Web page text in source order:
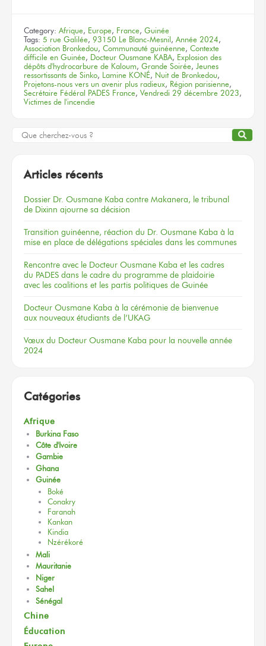
Category: Afrique, Europe, France, Guinée
Tags: 5 rue Galilée, 93150 Le Blanc-Mesnil , Année 2024,
Association Bronkedou, Communauté guinéenne, Contexte
difficile en Guinée, Docteur Ousmane KABA, Explosion des
dépôts d'hydrocarbure de Kaloum, Grande Soirée, Jeunes
ressortissants de Sinko, Lamine KONÉ, Nuit de Bronkedou,
Projetons-nous vers un avenir plus radieux, Région parisienne,
Secrétaire Fédéral PADES France, Vendredi 29 décembre 2023,
Victimes de l'incendie
Articles récents
Dossier Dr. Ousmane Kaba contre Makanera, le tribunal
de Dixinn ajourne sa décision
Transition guinéenne, réaction du Dr. Ousmane Kaba à la
mise en place de délégations spéciales dans les communes
Rencontre avec le Docteur Ousmane Kaba et les cadres
du PADES dans le cadre du programme de plaidoirie
avec les coalitions et les partis politiques de Guinée
Docteur Ousmane Kaba à la cérémonie de bienvenue
aux nouveaux étudiants de l’UKAG
Vœux du Docteur Ousmane Kaba pour la nouvelle année
2024
Catégories
Afrique
Burkina Faso
Côte d'Ivoire
Gambie
Ghana
Guinée
Boké
Conakry
Faranah
Kankan
Kindia
Nzérékoré
Mali
Mauritanie
Niger
Sahel
Sénégal
Chine
Éducation